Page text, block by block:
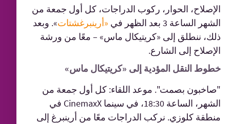
الإصلاح، الحوار، ركوب الدراجات، كل أول جمعة من
الشهر الساعة 3 بعد الظهر في
«أرينبرغشتات». وبعد
ذلك، ننطلق إلى «كريتيكال ماس» – معًا من ورشة
الإصلاح إلى الشارع.
خطوط النقل المؤدية إلى «كريتيكال ماس»
"صاخبون بصمت". موعد اللقاء: كل أول جمعة من
الشهر، الساعة 18:30، في سينما CinemaxX في
منطقة كلوزي. نركب الدراجات معًا من أرينبرغ إلى